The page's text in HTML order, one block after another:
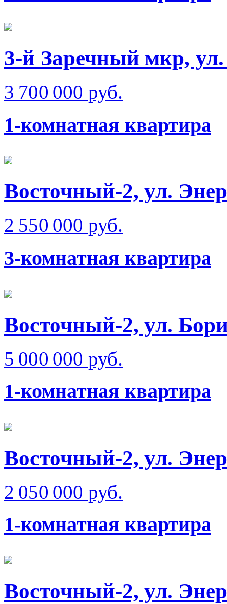
3-й Заречный мкр,
3 700 000 руб.
1-комнатная квартира
Восточный-2, ул.
2 550 000 руб.
3-комнатная квартира
Восточный-2, ул.
5 000 000 руб.
1-комнатная квартира
Восточный-2, ул.
2 050 000 руб.
1-комнатная квартира
Восточный-2, ул.